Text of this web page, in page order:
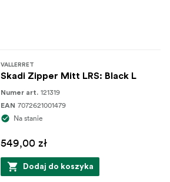
VALLERRET
Skadi Zipper Mitt LRS: Black L
Numer art. 121319
EAN 7072621001479
Na stanie
549,00 zł
Dodaj do koszyka